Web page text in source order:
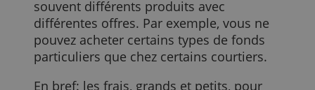
appelés frais de service et dépendent de
chaque courtier.
La comparaison est très difficile